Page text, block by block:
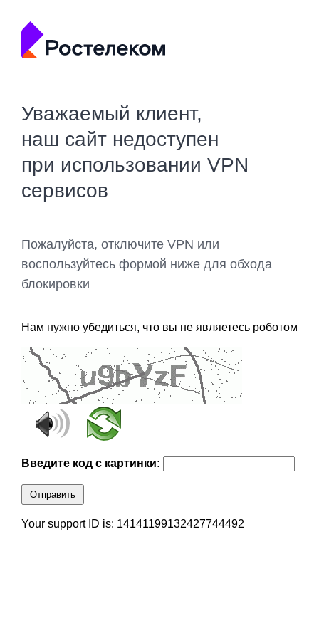
Уважаемый клиент,
наш сайт недоступен
при использовании VPN
сервисов
Пожалуйста, отключите VPN или
воспользуйтесь формой ниже для обхода
блокировки
Нам нужно убедиться, что вы не являетесь роботом
Введите код с картинки:
Отправить
Your support ID is: 14141199132427744492